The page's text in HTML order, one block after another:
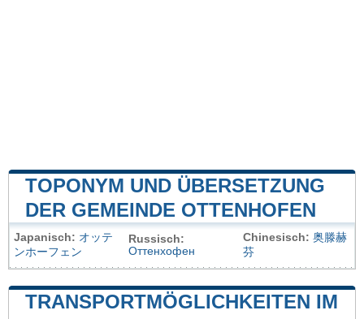
TOPONYM UND ÜBERSETZUNG
DER GEMEINDE OTTENHOFEN
Japanisch: オッテ
ンホーフェン
Russisch:
Оттенхофен
Chinesisch: 奥滕赫
芬
TRANSPORTMÖGLICHKEITEN IM